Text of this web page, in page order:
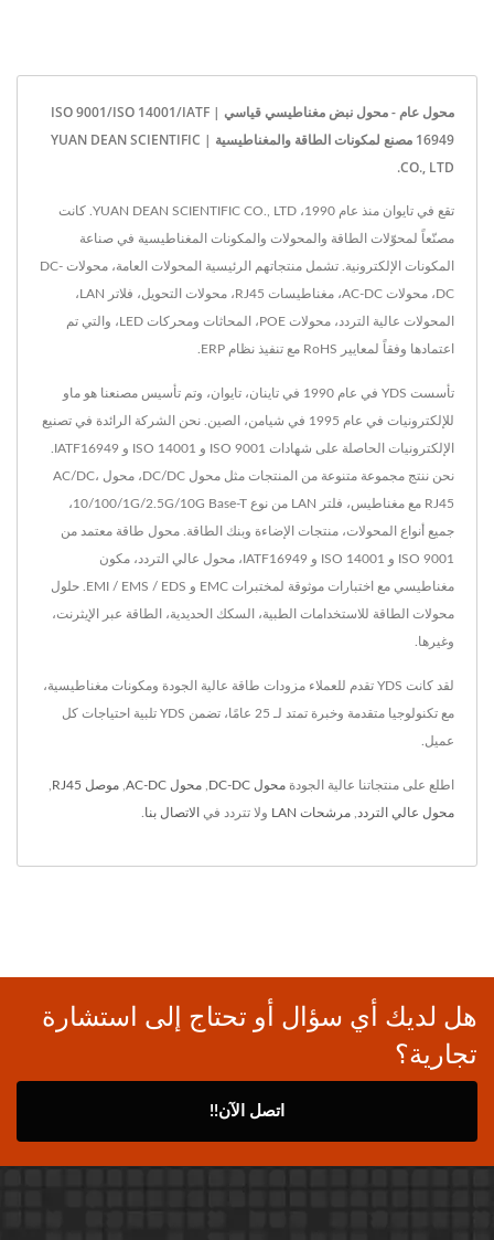
محول عام - محول نبض مغناطيسي قياسي | ISO 9001/ISO 14001/IATF
16949 مصنع لمكونات الطاقة والمغناطيسية | YUAN DEAN SCIENTIFIC
CO., LTD.
تقع في تايوان منذ عام 1990، YUAN DEAN SCIENTIFIC CO., LTD. كانت
مصنّعاً لمحوّلات الطاقة والمحولات والمكونات المغناطيسية في صناعة
المكونات الإلكترونية. تشمل منتجاتهم الرئيسية المحولات العامة، محولات DC-
DC، محولات AC-DC، مغناطيسات RJ45، محولات التحويل، فلاتر LAN،
المحولات عالية التردد، محولات POE، المحاثات ومحركات LED، والتي تم
اعتمادها وفقاً لمعايير RoHS مع تنفيذ نظام ERP.
تأسست YDS في عام 1990 في تاينان، تايوان، وتم تأسيس مصنعنا هو ماو
للإلكترونيات في عام 1995 في شيامن، الصين. نحن الشركة الرائدة في تصنيع
نحن ننتج مجموعة متنوعة من المنتجات مثل محول DC/DC، محول AC/DC،
RJ45 مع مغناطيس، فلتر LAN من نوع 10/100/1G/2.5G/10G Base-T،
جميع أنواع المحولات، منتجات الإضاءة وبنك الطاقة. محول طاقة معتمد من
ISO 9001 و ISO 14001 و IATF16949، محول عالي التردد، مكون
مغناطيسي مع اختبارات موثوقة لمختبرات EMC و EMI / EMS / EDS. حلول
محولات الطاقة للاستخدامات الطبية، السكك الحديدية، الطاقة عبر الإيثرنت،
وغيرها.
لقد كانت YDS تقدم للعملاء مزودات طاقة عالية الجودة ومكونات مغناطيسية،
مع تكنولوجيا متقدمة وخبرة تمتد لـ 25 عامًا، تضمن YDS تلبية احتياجات كل
عميل.
اطلع على منتجاتنا عالية الجودة محول DC-DC محول AC-DC موصل RJ45
محول عالي التردد مرشحات LAN ولا تتردد في الاتصال بنا
هل لديك أي سؤال أو تحتاج إلى استشارة
تجارية؟
اتصل الآن!!